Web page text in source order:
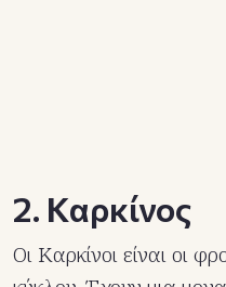
2. Καρκίνος
Οι Καρκίνοι είναι οι